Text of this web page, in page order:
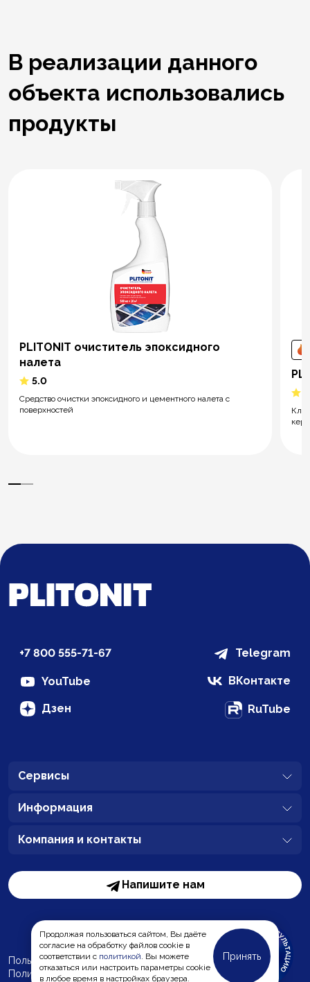
В реализации данного
объекта использовались
продукты
PLITONIT очиститель эпоксидного
налета
5.0
Средство очистки эпоксидного и цементного налета с
поверхностей
Продолжая пользоваться сайтом, Вы даёте
согласие на обработку файлов cookie в
соответствии с политикой. Вы можете
отказаться или настроить параметры cookie
в любое время в настройках браузера.
Принять
+7 800 555-71-67 Telegram
YouTube ВКонтакте
Дзен RuTube
Сервисы
Информация
Компания и контакты
Напишите нам
Пользовательское соглашение
Политика обработки персональных данных MC-Bauchemie